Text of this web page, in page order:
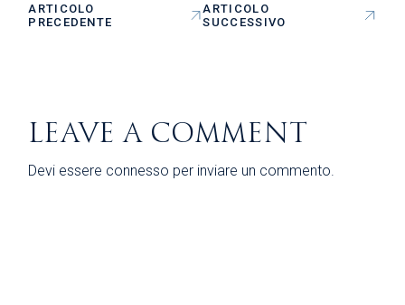
ARTICOLO
PRECEDENTE
ARTICOLO
SUCCESSIVO
LEAVE A COMMENT
Devi essere connesso per inviare un commento.